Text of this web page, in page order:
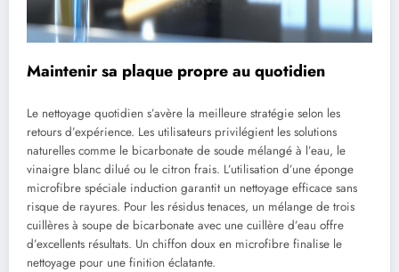
Maintenir sa plaque propre au quotidien
Le nettoyage quotidien s’avère la meilleure stratégie selon les
retours d’expérience. Les utilisateurs privilégient les solutions
naturelles comme le bicarbonate de soude mélangé à l’eau, le
vinaigre blanc dilué ou le citron frais. L’utilisation d’une éponge
microfibre spéciale induction garantit un nettoyage efficace sans
risque de rayures. Pour les résidus tenaces, un mélange de trois
cuillères à soupe de bicarbonate avec une cuillère d’eau offre
d’excellents résultats. Un chiffon doux en microfibre finalise le
nettoyage pour une finition éclatante.